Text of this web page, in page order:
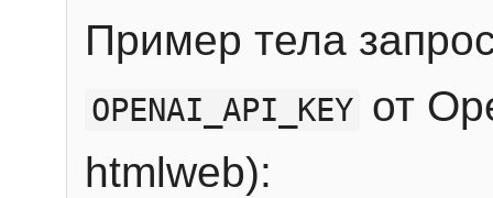
Пример тела
OPENAI_API_KEY от
htmlweb):